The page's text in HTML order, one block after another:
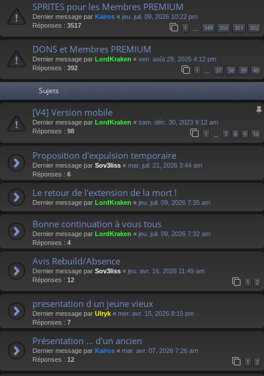
SPRITES pour les Membres PREMIUM
Dernier message par Kaïros « jeu. juil. 09, 2026 10:22 pm
Réponses : 3517 1 … 349 350 351 352
DONS et Membres PREMIUM
Dernier message par LordKraken « ven. août 29, 2025 4:12 pm
Réponses : 392 1 … 37 38 39 40
Sujets
[V4] Version mobile
Dernier message par LordKraken « sam. déc. 30, 2023 9:12 am
Réponses : 98 1 7 8 9 10
Proposition d'expulsion temporaire
Dernier message par Sov3liss « mar. juil. 21, 2026 3:44 am
Réponses : 6
Le retour de l'extension de la mort !
Dernier message par LordKraken « jeu. juil. 09, 2026 7:35 am
Bonne continuation à vous tous
Dernier message par LordKraken « jeu. juil. 09, 2026 7:32 am
Réponses : 4
Avis Rebuild/Absence
Dernier message par Sov3liss « jeu. avr. 16, 2026 11:49 am
Réponses : 12 1 2
presentation d un jeune vieux
Dernier message par Ulryk « mer. avr. 15, 2026 8:15 pm
Réponses : 7
Présentation ... d'un ancien
Dernier message par Kaïros « mar. avr. 07, 2026 7:26 am
Réponses : 12 1 2